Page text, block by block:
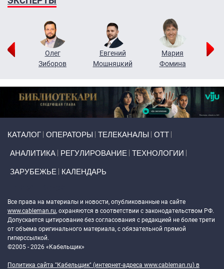
Олег
Зиборов
Евгений
Мошняцкий
Мария
Фомина
КАТАЛОГ ОПЕРАТОРЫ ТЕЛЕКАНАЛЫ ОТТ
АНАЛИТИКА РЕГУЛИРОВАНИЕ ТЕХНОЛОГИИ
ЗАРУБЕЖЬЕ КАЛЕНДАРЬ
Все права на материалы и новости, опубликованные на сайте
www.cableman.ru, охраняются в соответствии с законодательством РФ.
Допускается цитирование без согласования с редакцией не более трети
от объема оригинального материала, с обязательной прямой
гиперссылкой.
©2005 - 2026 «Кабельщик»
Политика сайта "Кабельщик" (интернет-адреса www.cableman.ru) в